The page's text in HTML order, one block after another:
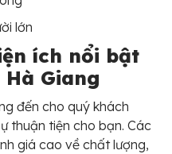
lớn
ích nổi bật
Hà Giang
đến cho quý khách
thuận tiện cho bạn. Các
giá cao về chất lượng,